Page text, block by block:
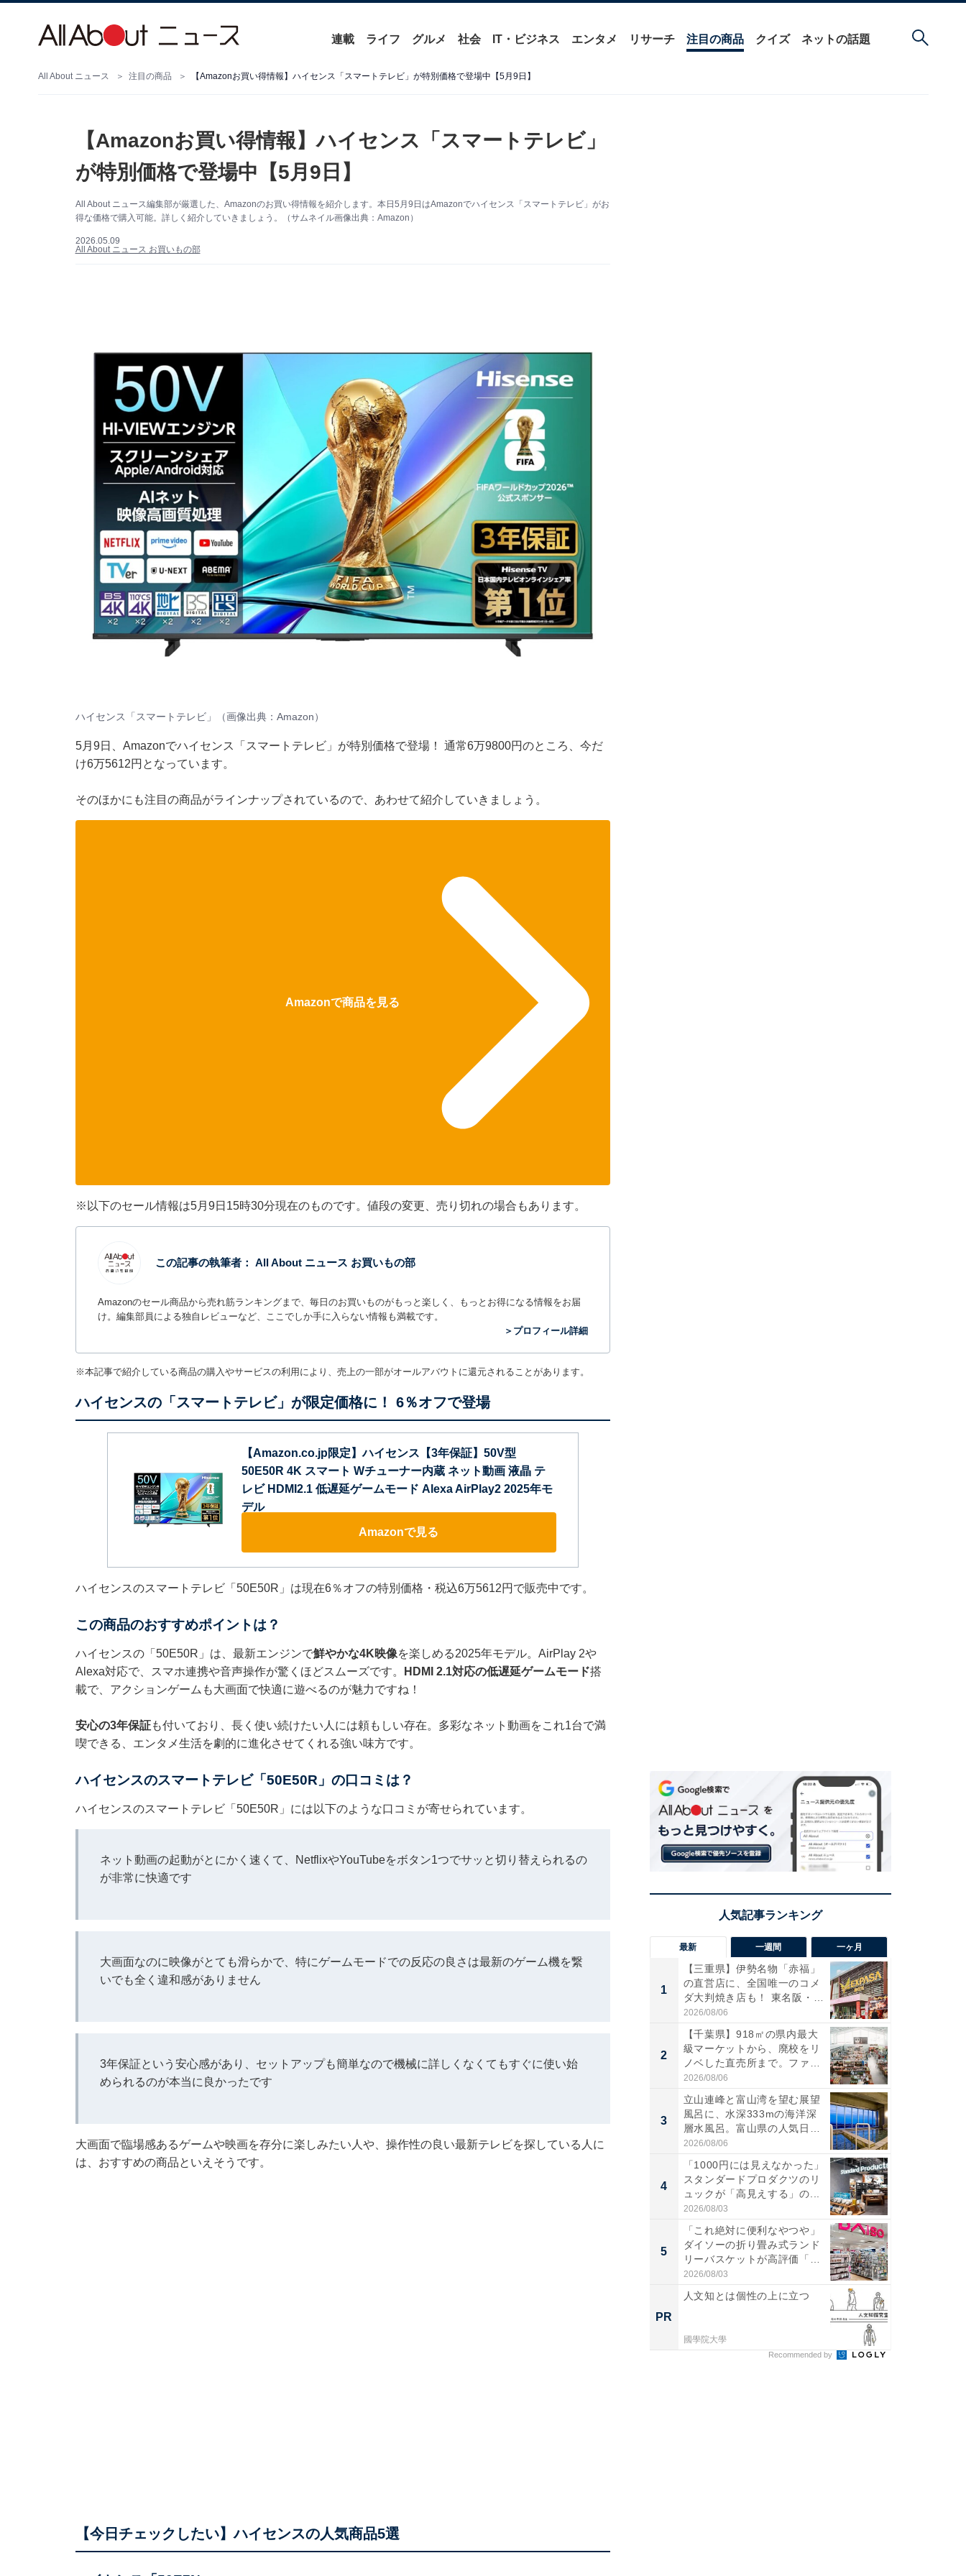
連載 ライフ グルメ 社会 IT・ビジネス エンタメ リサーチ 注目の商品 クイズ ネットの話題
All About ニュース 注目の商品 【Amazonお買い得情報】ハイセンス「スマートテレビ」が特別価格で登場中【5月9日】
【Amazonお買い得情報】ハイセンス「スマートテレビ」
が特別価格で登場中【5月9日】
All About ニュース編集部が厳選した、Amazonのお買い得情報を紹介します。本日5月9日はAmazonでハイセンス「スマートテレビ」がお
得な価格で購入可能。詳しく紹介していきましょう。（サムネイル画像出典：Amazon）
2026.05.09
All About ニュース お買いもの部
ハイセンス「スマートテレビ」（画像出典：Amazon）
5月9日、 Amazonでハイセンス「スマートテレビ」が特別価格で登場！ 通常6万9800円のところ、今だ
け6万5612円となっています。
そのほかにも注目の商品がラインナップされているので、あわせて紹介していきましょう。
Amazonで商品を見る
※以下のセール情報は5月9日15時30分現在のものです。値段の変更、売り切れの場合もあります。
この記事の執筆者： All About ニュース お買いもの部
Amazonのセール商品から売れ筋ランキングまで、毎日のお買いものがもっと楽しく、もっとお得になる情報をお届
け。編集部員による独自レビューなど、ここでしか手に入らない情報も満載です。
＞プロフィール詳細
※本記事で紹介している商品の購入やサービスの利用により、売上の一部がオールアバウトに還元されることがあります。
ハイセンスの「スマートテレビ」が限定価格に！ 6％オフで登場
【Amazon.co.jp限定】ハイセンス【3年保証】50V型
50E50R 4K スマート Wチューナー内蔵 ネット動画 液晶 テ
レビ HDMI2.1 低遅延ゲームモード Alexa AirPlay2 2025年モ
デル
Amazonで見る
ハイセンスのスマートテレビ「50E50R」は現在6％オフの特別価格・税込6万5612円で販売中です。
この商品のおすすめポイントは？
ハイセンスの「50E50R」は、最新エンジンで鮮やかな4K映像を楽しめる2025年モデル。AirPlay 2や
Alexa対応で、スマホ連携や音声操作が驚くほどスムーズです。
HDMI 2.1対応の低遅延ゲームモード搭
載で、アクションゲームも大画面で快適に遊べるのが魅力ですね！
安心の3年保証も付いており、長く使い続けたい人には頼もしい存在。多彩なネット動画をこれ1台で満
喫できる、エンタメ生活を劇的に進化させてくれる強い味方です。
ハイセンスのスマートテレビ「50E50R」の口コミは？
ハイセンスのスマートテレビ「50E50R」には以下のような口コミが寄せられています。
ネット動画の起動がとにかく速くて、NetflixやYouTubeをボタン1つでサッと切り替えられるの
が非常に快適です
大画面なのに映像がとても滑らかで、特にゲームモードでの反応の良さは最新のゲーム機を繋
いでも全く違和感がありません
3年保証という安心感があり、セットアップも簡単なので機械に詳しくなくてもすぐに使い始
められるのが本当に良かったです
大画面で臨場感あるゲームや映画を存分に楽しみたい人や、操作性の良い最新テレビを探している人に
は、おすすめの商品といえそうです。
【今日チェックしたい】ハイセンスの人気商品5選
最新 一週間 一ヶ月
1
【三重県】伊勢名物「赤福」
の直営店に、全国唯一のコメ
ダ大判焼き店も！ 東名阪・
伊...
2026/08/06
2
【千葉県】918㎡の県内最大
級マーケットから、廃校をリ
ノベした直売所まで。ファ
ー...
2026/08/06
3
立山連峰と富山湾を望む展望
風呂に、水深333mの海洋深
層水風呂。富山県の人気日
帰...
2026/08/06
4
「1000円には見えなかった」
スタンダードプロダクツのリ
ュックが「高見えする」の...
2026/08/03
5
「これ絶対に便利なやつや」
ダイソーの折り畳み式ランド
リーバスケットが高評価「使
わ...
2026/08/03
PR
人文知とは個性の上に立つ
國學院大學
Recommended by